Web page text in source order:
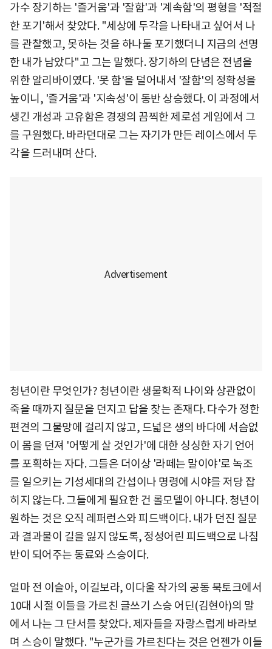
가수 장기하는 '즐거움'과 '잘함'과 '계속함'의 평형을 '적절
한 포기'해서 찾았다. "세상에 두각을 나타내고 싶어서 나
를 관찰했고, 못하는 것을 하나둘 포기했더니 지금의 선명
한 내가 남았다"고 그는 말했다. 장기하의 단념은 전념을
위한 알리바이였다. '못 함'을 덜어내서 '잘함'의 정확성을
높이니, '즐거움'과 '지속성'이 동반 상승했다. 이 과정에서
생긴 개성과 고유함은 경쟁의 끔찍한 제로섬 게임에서 그
를 구원했다. 바라던대로 그는 자기가 만든 레이스에서 두
각을 드러내며 산다.
청년이란 무엇인가? 청년이란 생물학적 나이와 상관없이
죽을 때까지 질문을 던지고 답을 찾는 존재다. 다수가 정한
편견의 그물망에 걸리지 않고, 드넓은 생의 바다에 서슴없
이 몸을 던져 '어떻게 살 것인가'에 대한 싱싱한 자기 언어
를 포획하는 자다. 그들은 더이상 '라떼는 말이야'로 녹조
를 일으키는 기성세대의 간섭이나 명령에 시야를 저당 잡
히지 않는다. 그들에게 필요한 건 롤모델이 아니다. 청년이
원하는 것은 오직 레퍼런스와 피드백이다. 내가 던진 질문
과 결과물이 길을 잃지 않도록, 정성어린 피드백으로 나침
반이 되어주는 동료와 스승이다.
얼마 전 이슬아, 이길보라, 이다울 작가의 공동 북토크에서
10대 시절 이들을 가르친 글쓰기 스승 어딘(김현아)의 말
에서 나는 그 단서를 찾았다. 제자들을 자랑스럽게 바라보
며 스승이 말했다. "누군가를 가르친다는 것은 언젠가 이들